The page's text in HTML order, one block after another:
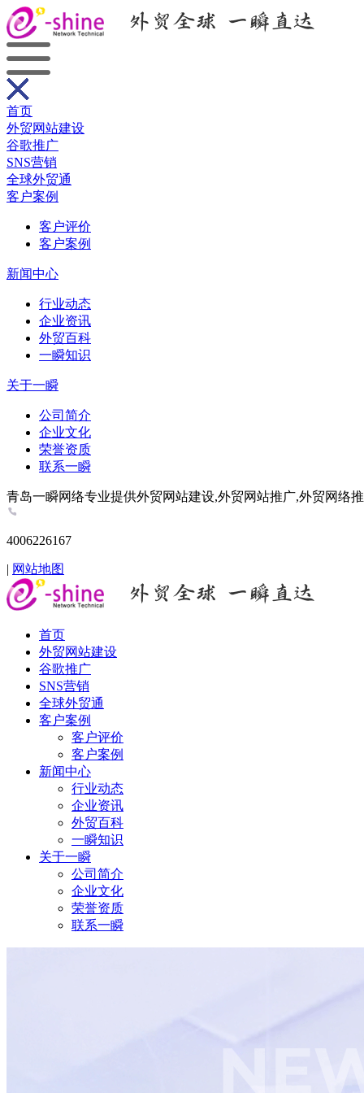
首页
外贸网站建设
谷歌推广
SNS营销
全球外贸通
客户案例
客户评价
客户案例
新闻中心
行业动态
企业资讯
外贸百科
一瞬知识
关于一瞬
公司简介
企业文化
荣誉资质
联系一瞬
青岛一瞬网络专业提供外贸网站建设,外贸网站推广,外贸网络
4006226167
| 网站地图
首页
外贸网站建设
谷歌推广
SNS营销
全球外贸通
客户案例
客户评价
客户案例
新闻中心
行业动态
企业资讯
外贸百科
一瞬知识
关于一瞬
公司简介
企业文化
荣誉资质
联系一瞬